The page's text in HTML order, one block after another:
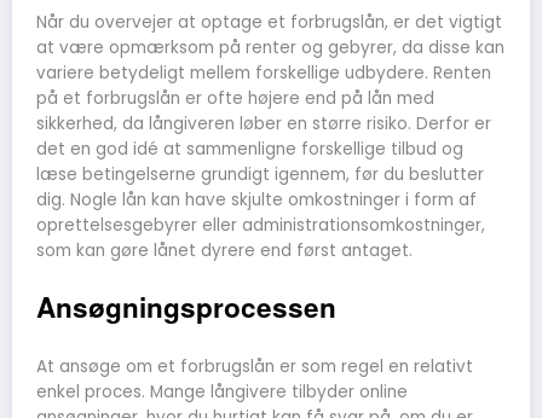
Når du overvejer at optage et forbrugslån, er det vigtigt
at være opmærksom på renter og gebyrer, da disse kan
variere betydeligt mellem forskellige udbydere. Renten
på et forbrugslån er ofte højere end på lån med
sikkerhed, da långiveren løber en større risiko. Derfor er
det en god idé at sammenligne forskellige tilbud og
læse betingelserne grundigt igennem, før du beslutter
dig. Nogle lån kan have skjulte omkostninger i form af
oprettelsesgebyrer eller administrationsomkostninger,
som kan gøre lånet dyrere end først antaget.
Ansøgningsprocessen
At ansøge om et forbrugslån er som regel en relativt
enkel proces. Mange långivere tilbyder online